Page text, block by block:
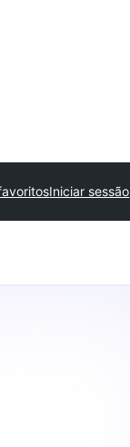
Iniciar sessão